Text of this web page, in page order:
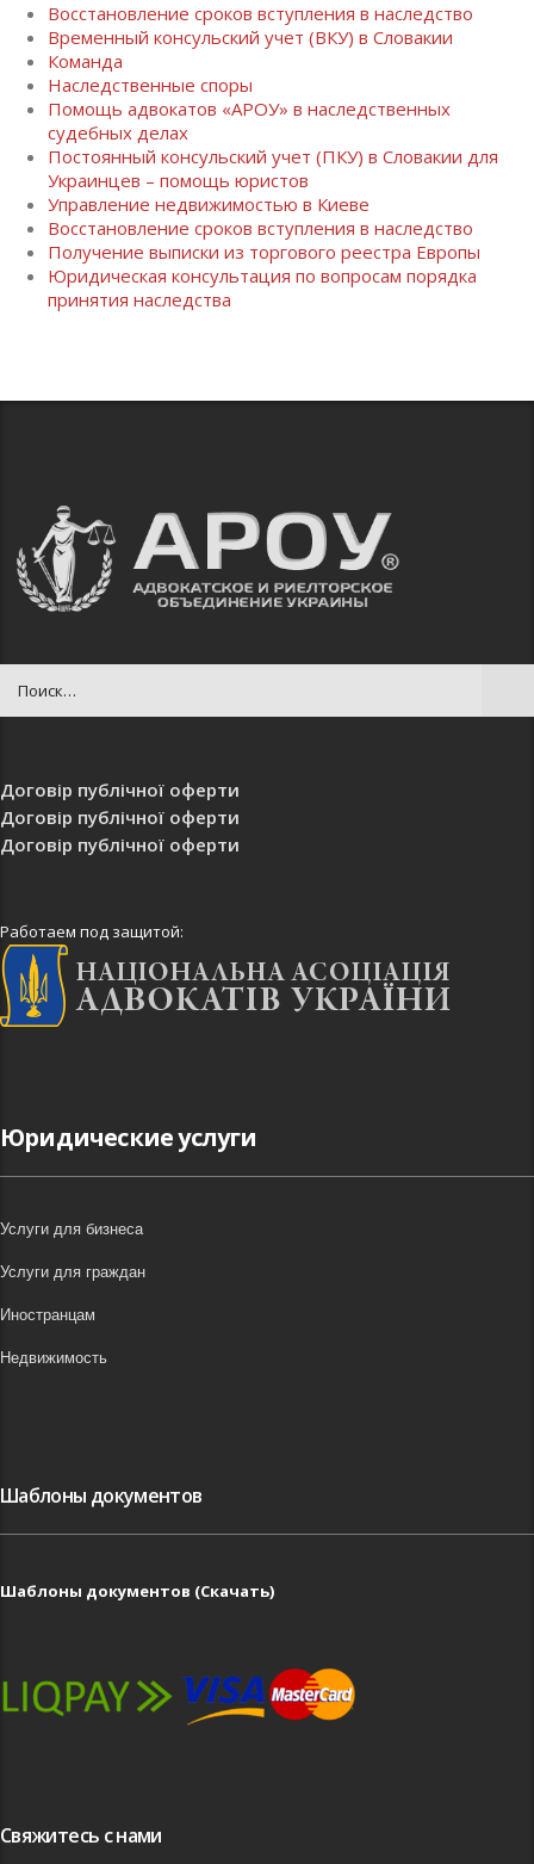
Восстановление сроков вступления в наследство
Временный консульский учет (ВКУ) в Словакии
Команда
Наследственные споры
Помощь адвокатов «АРОУ» в наследственных
судебных делах
Постоянный консульский учет (ПКУ) в Словакии для
Украинцев – помощь юристов
Управление недвижимостью в Киеве
Восстановление сроков вступления в наследство
Получение выписки из торгового реестра Европы
Юридическая консультация по вопросам порядка
принятия наследства
Договір публічної оферти
Договір публічної оферти
Договір публічної оферти
Работаем под защитой:
Юридические услуги
Услуги для бизнеса
Услуги для граждан
Иностранцам
Недвижимость
Шаблоны документов
Шаблоны документов (Скачать)
Свяжитесь с нами